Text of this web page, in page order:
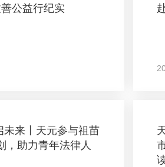
公益行纪实
未来丨天元参与祖苗
，助力青年法律人